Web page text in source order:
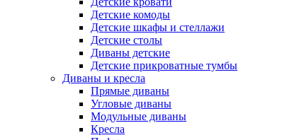
Детские комоды
Детские шкафы и стеллажи
Детские столы
Диваны детские
Детские прикроватные тумбы
Диваны и кресла
Прямые диваны
Угловые диваны
Модульные диваны
Кресла